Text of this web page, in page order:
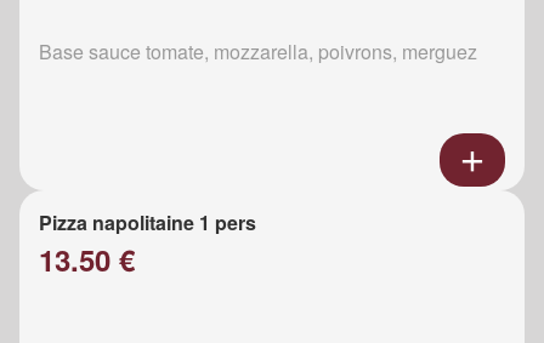
Base sauce tomate, mozzarella, poivrons, merguez
Pizza napolitaine 1 pers
13.50 €